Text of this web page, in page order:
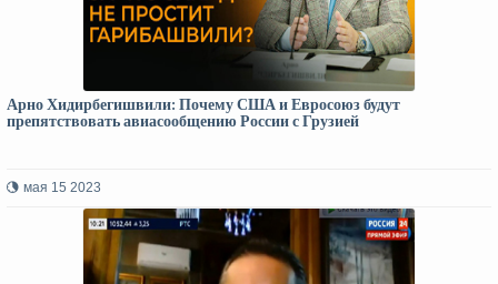
Арно Хидирбегишвили: Почему США и Евросоюз будут
препятствовать авиасообщению России с Грузией
мая 15 2023